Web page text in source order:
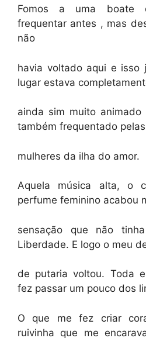
Fomos a uma boate
frequentar antes , mas
não
havia voltado aqui e isso
lugar estava
ainda sim muito
também frequentado
mulheres da ilha do amor.
Aquela música alta, o
perfume feminino acabou
sensação que não
Liberdade. E logo o meu
de putaria voltou. Toda
fez passar um pouco dos
O que me fez criar
ruivinha que me